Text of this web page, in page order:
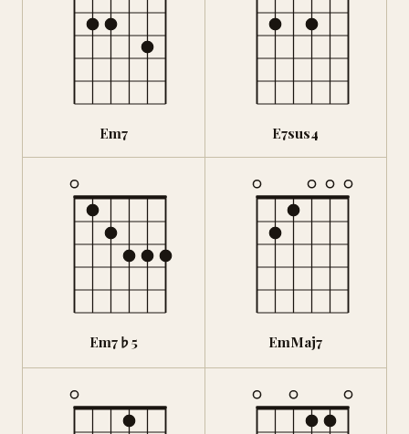
Em7 E7sus4
Em7♭5 EmMaj7